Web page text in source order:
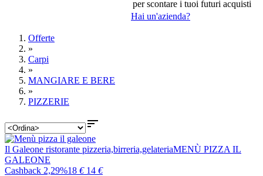
per scontare i tuoi futuri acquisti
Hai un'azienda?
Offerte
»
Carpi
»
MANGIARE E BERE
»
PIZZERIE

Il Galeone ristorante pizzeria,birreria,gelateriaMENÙ PIZZA IL
GALEONE
Cashback 2,29%18 € 14 €